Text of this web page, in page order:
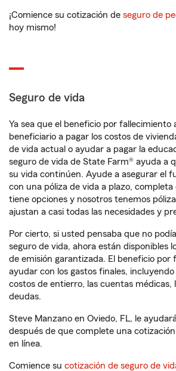
¡Comience su cotización de seguro de
hoy mismo!
Seguro de vida
Ya sea que el beneficio por fallecimiento
beneficiario a pagar los costos de
de vida actual o ayudar a pagar la
seguro de vida de State Farm® ayuda a
su vida continúen. Ayude a asegurar el
con una póliza de vida a plazo, completa
tiene opciones y nosotros tenemos
ajustan a casi todas las necesidades y
Por cierto, si usted pensaba que no
seguro de vida, ahora están disponibles
de emisión garantizada. El beneficio por
ayudar con los gastos finales,
costos de entierro, las cuentas médicas,
deudas.
Steve Manzano en Oviedo, FL, le
después de que complete una
en línea.
Comience su cotización de seguro de